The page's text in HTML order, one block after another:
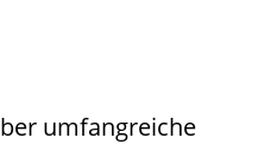
umfangreiche